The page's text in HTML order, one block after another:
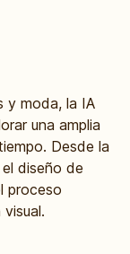
y moda, la IA
una amplia
Desde la
diseño de
proceso